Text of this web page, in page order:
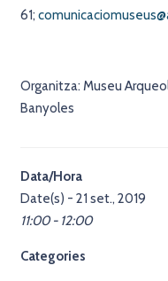
61;
Organitza: Museu
Banyoles
Data/Hora
Date(s) - 21 set., 2019
11:00 - 12:00
Categories